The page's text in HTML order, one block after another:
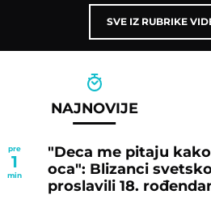
SVE IZ RUBRIKE
NAJNOVIJE
pre
1
min
"Deca me pitaju
oca": Blizanci
proslavili 18.